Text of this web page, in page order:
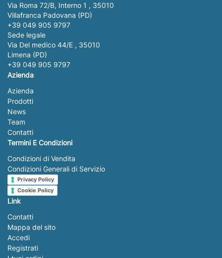
Via Roma 72/B, Interno 1 , 35010
Villafranca Padovana (PD)
+39 049 905 9797
Sede legale
Via Del medico 44/E , 35010
Limena (PD)
+39 049 905 9797
Azienda
Azienda
Prodotti
News
Team
Contatti
Termini E Condizioni
Condizioni di Vendita
Condizioni Generali di Servizio
Privacy Policy
Cookie Policy
Link
Contatti
Mappa del sito
Accedi
Registrati